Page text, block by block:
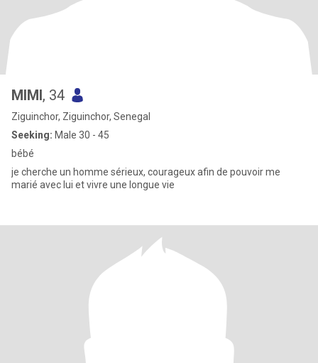
MIMI, 34
Ziguinchor, Ziguinchor, Senegal
Seeking: Male 30 - 45
bébé
je cherche un homme sérieux, courageux afin de pouvoir me
marié avec lui et vivre une longue vie